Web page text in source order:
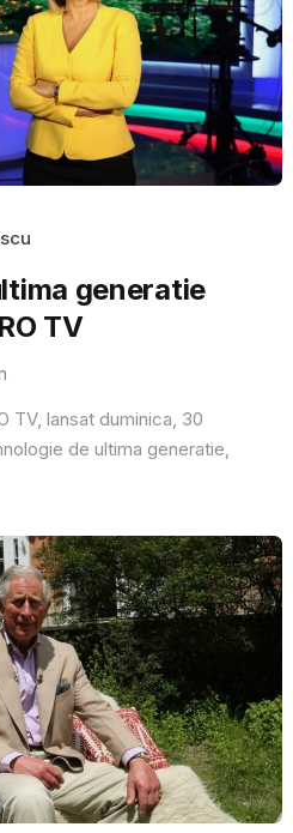
generatie
TV
TV, lansat duminica, 30
de ultima generatie,